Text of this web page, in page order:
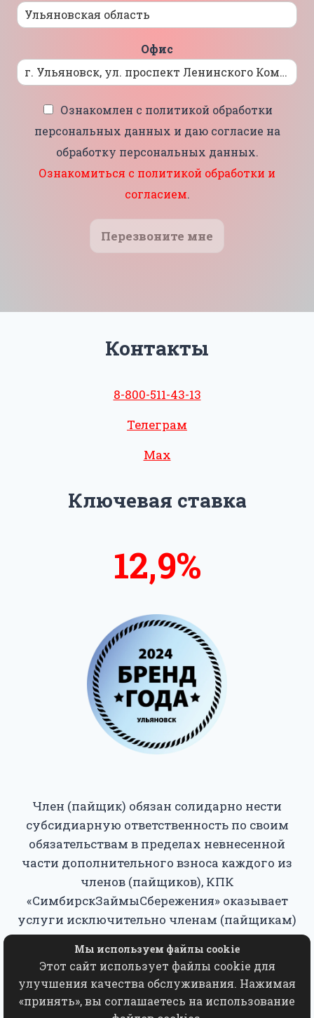
Офис
Ознакомлен с политикой обработки
персональных данных и даю согласие на
обработку персональных данных.
Ознакомиться с политикой обработки и
согласием.
Перезвоните мне
Контакты
8-800-511-43-13
Телеграм
Max
Ключевая ставка
14%13,5%
Член (пайщик) обязан солидарно нести
субсидиарную ответственность по своим
обязательствам в пределах невнесенной
части дополнительного взноса каждого из
членов (пайщиков), КПК
«СимбирскЗаймыСбережения» оказывает
услуги исключительно членам (пайщикам)
кооператива.
Копирование, использование, переработка,
хранение, распространение любых
Мы используем файлы cookie
Этот сайт использует файлы cookie для
улучшения качества обслуживания. Нажимая
«принять», вы соглашаетесь на использование